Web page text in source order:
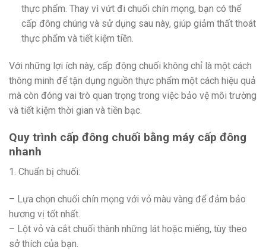
thực phẩm. Thay vì vứt đi chuối chín mọng, bạn có thể
cấp đông chúng và sử dụng sau này, giúp giảm thất thoát
thực phẩm và tiết kiệm tiền.
Với những lợi ích này, cấp đông chuối không chỉ là một cách
thông minh để tận dụng nguồn thực phẩm một cách hiệu quả
mà còn đóng vai trò quan trọng trong việc bảo vệ môi trường
và tiết kiệm thời gian và tiền bạc.
Quy trình cấp đông chuối bằng máy cấp đông
nhanh
1. Chuẩn bị chuối:
– Lựa chọn chuối chín mọng với vỏ màu vàng để đảm bảo
hương vị tốt nhất.
– Lột vỏ và cắt chuối thành những lát hoặc miếng, tùy theo
sở thích của bạn.